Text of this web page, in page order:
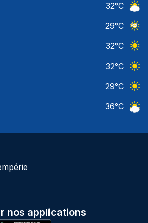
32°C
29°C
32°C
32°C
29°C
36°C
nos applications